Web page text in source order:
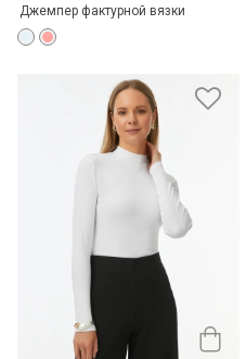
Джемпер фактурной вязки